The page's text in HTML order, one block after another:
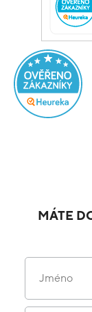
MÁTE
Jméno